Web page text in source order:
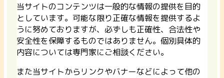
当サイトのコンテンツは一般的な情報の提供を目的
としています。可能な限り正確な情報を提供するよ
うに努めておりますが、必ずしも正確性、合法性や
安全性を保障するものではありません。個別具体的
内容については専門家にご相談ください。
また当サイトからリンクやバナーなどによって他の